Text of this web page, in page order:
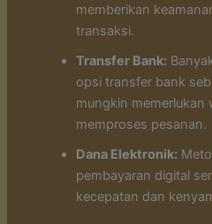
memberikan
transaksi.
Transfer Bank:
opsi transfer bank
mungkin memerlukan
memproses pesanan.
Dana Elektronik:
pembayaran digital
kecepatan dan